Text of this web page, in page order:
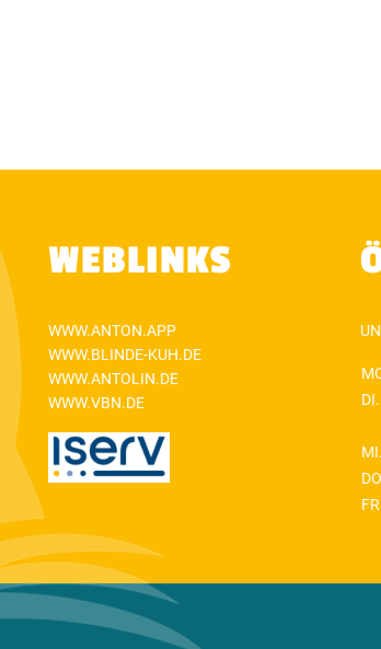
WEBLINKS
WWW.ANTON.APP
WWW.BLINDE-KUH.DE
WWW.ANTOLIN.DE
WWW.VBN.DE
DI.
MI.